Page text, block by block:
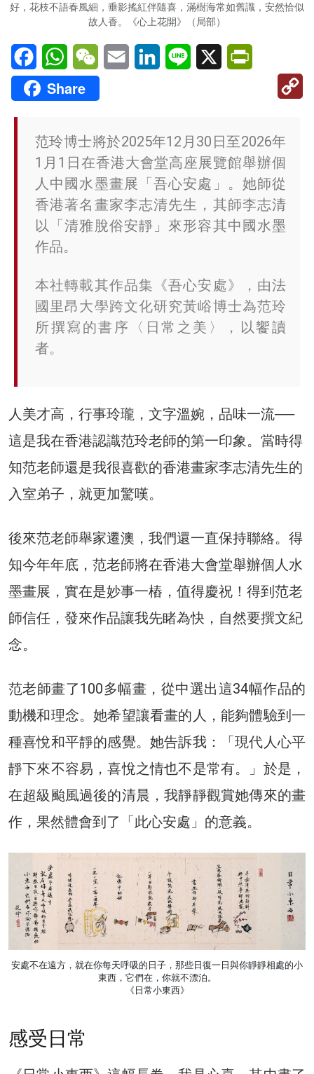
好，花枝不語春風細，垂影搖紅伴隨喜，滿樹海常如舊識，安然恰似
故人香。《心上花開》（局部）
FacebookWhatsAppWeChatEmail LinkedInLine X
Share
范玲博士將於2025年12月30日至2026年
1月1日在香港大會堂高座展覽館舉辦個
人中國水墨畫展「吾心安處」。她師從
香港著名畫家李志清先生，其師李志清
以「清雅脫俗安靜」來形容其中國水墨
作品。
本社轉載其作品集《吾心安處》，由法
國里昂大學跨文化研究黃峪博士為范玲
所撰寫的書序〈日常之美〉， 以饗讀
者。
人美才高，行事玲瓏，文字溫婉，品味一流──
這是我在香港認識范玲老師的第一印象。當時得
知范老師還是我很喜歡的香港畫家李志清先生的
入室弟子，就更加驚嘆。
後來范老師舉家遷澳，我們還一直保持聯絡。得
知今年年底，范老師將在香港大會堂舉辦個人水
墨畫展，實在是妙事一樁，值得慶祝！得到范老
師信任，發來作品讓我先睹為快，自然要撰文紀
念。
范老師畫了100多幅畫，從中選出這34幅作品的
動機和理念。她希望讓看畫的人，能夠體驗到一
種喜悅和平靜的感覺。她告訴我：「現代人心平
靜下來不容易，喜悅之情也不是常有。」於是，
在超級颱風過後的清晨，我靜靜觀賞她傳來的畫
作，果然體會到了「此心安處」的意義。
安處不在遠方，就在你每天呼吸的日子，那些日復一日與你靜靜相處的小
東西，它們在，你就不漂泊。
《日常小東西》
感受日常